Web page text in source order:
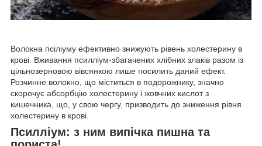
Волокна псіліуму ефективно знижують рівень холестерину в
крові. Вживання псилліум-збагачених хлібних злаків разом із
цільнозерновою вівсянкою лише посилить даний ефект.
Розчинне волокно, що міститься в подорожнику, значно
скорочує абсорбцію холестерину і жовчних кислот з
кишечника, що, у свою чергу, призводить до зниження рівня
холестерину в крові.
Псилліум: з ним випічка пишна та